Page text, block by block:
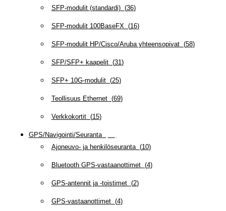
SFP-modulit (standardi)(36)
SFP-modulit 100BaseFX(16)
SFP-modulit HP/Cisco/Aruba yhteensopivat(58)
SFP/SFP+ kaapelit(31)
SFP+ 10G-modulit(25)
Teollisuus Ethernet(69)
Verkkokortit(15)
GPS/Navigointi/Seuranta(
Ajoneuvo- ja henkilöseuranta(10)
Bluetooth GPS-vastaanottimet(4)
GPS-antennit ja -toistimet(2)
GPS-vastaanottimet(4)